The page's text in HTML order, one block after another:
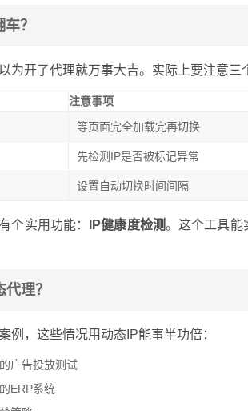
？
为开了代理就万事大吉。实际上要注意三
注意事项
等页面完全加载完再切换
先检测IP是否被标记异常
设置自动切换时间间隔
个实用功能： IP健康度检测。这个工具能
理？
例，这些情况用动态IP能事半功倍：
广告投放测试
ERP系统